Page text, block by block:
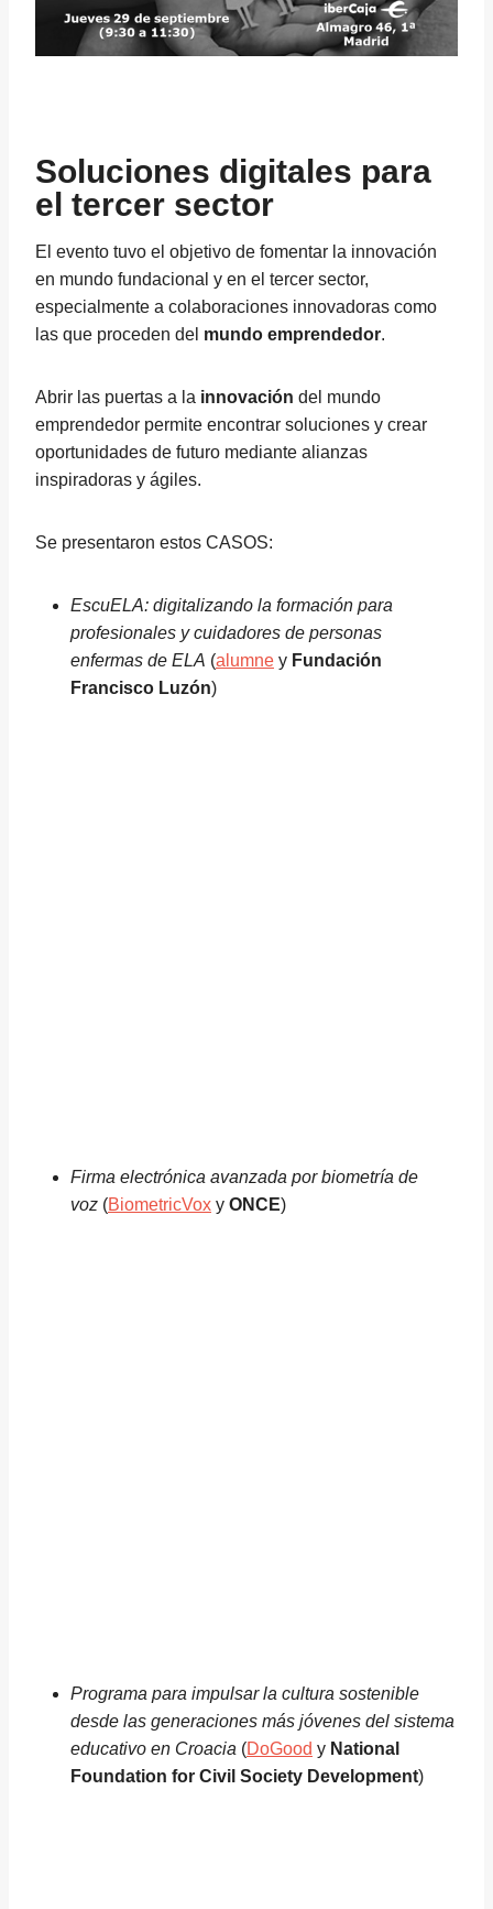
Soluciones digitales para
el tercer sector
El evento tuvo el objetivo de fomentar la innovación
en mundo fundacional y en el tercer sector,
especialmente a colaboraciones innovadoras como
las que proceden del mundo emprendedor.
Abrir las puertas a la innovación del mundo
emprendedor permite encontrar soluciones y crear
oportunidades de futuro mediante alianzas
inspiradoras y ágiles.
Se presentaron estos CASOS:
EscuELA: digitalizando la formación para
profesionales y cuidadores de personas
enfermas de ELA (alumne y Fundación
Francisco Luzón)
Firma electrónica avanzada por biometría de
voz (BiometricVox y ONCE)
Programa para impulsar la cultura sostenible
desde las generaciones más jóvenes del sistema
educativo en Croacia (DoGood y National
Foundation for Civil Society Development)